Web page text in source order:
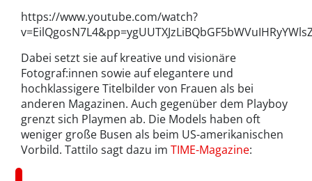
https://www.youtube.com/watch?
Dabei setzt sie auf kreative und visionäre
Fotograf:innen sowie auf elegantere und
hochklassigere Titelbilder von Frauen als bei
anderen Magazinen. Auch gegenüber dem Playboy
grenzt sich Playmen ab. Die Models haben oft
weniger große Busen als beim US-amerikanischen
Vorbild. Tattilo sagt dazu im TIME-Magazine: